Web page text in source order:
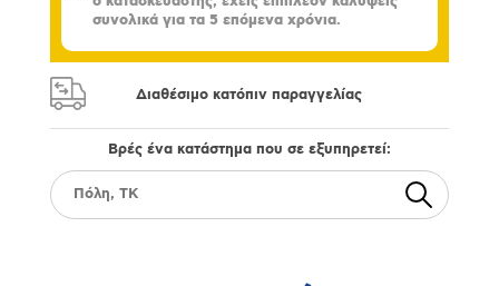
συνολικά για τα 5 επόμενα χρόνια.
Διαθέσιμο κατόπιν παραγγελίας
Βρές ένα κατάστημα που σε εξυπηρετεί: